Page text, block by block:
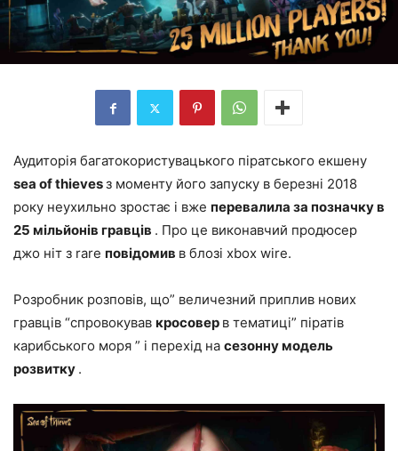
Аудиторія багатокористувацького піратського екшену
sea of thievesз моменту його запуску в березні 2018
року неухильно зростає і вже перевалила за позначку в
25 мільйонів гравців . Про це виконавчий продюсер
джо ніт з rare повідомив в блозі xbox wire.
Розробник розповів, що” величезний приплив нових
гравців “спровокував кросовер в тематиці” піратів
карибського моря ” і перехід на сезонну модель
розвитку .